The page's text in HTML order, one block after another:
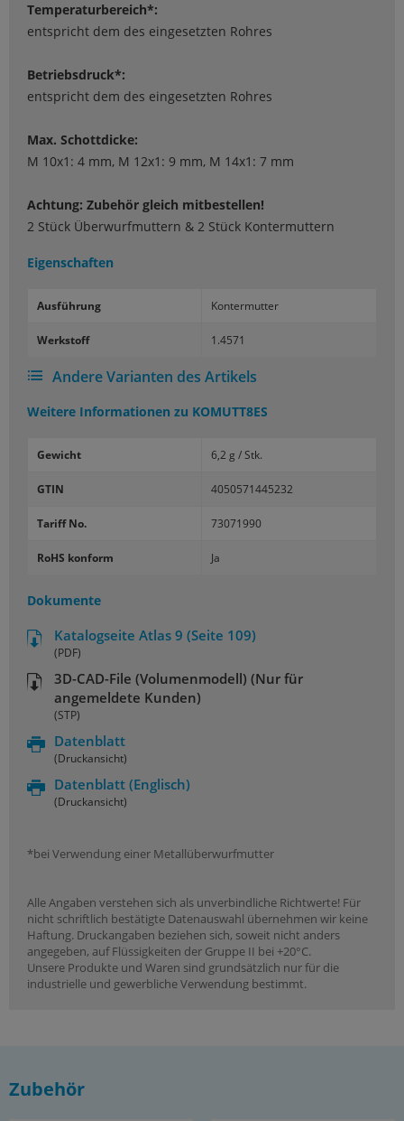
Temperaturbereich*:
entspricht dem des eingesetzten Rohres
Betriebsdruck*:
entspricht dem des eingesetzten Rohres
Max. Schottdicke:
M 10x1: 4 mm, M 12x1: 9 mm, M 14x1: 7 mm
Achtung: Zubehör gleich mitbestellen!
2 Stück Überwurfmuttern & 2 Stück Kontermuttern
Eigenschaften
Aus­füh­rung Kon­ter­mut­ter
Werk­stoff 1.4571
Andere Varianten des Artikels
Weitere Informationen zu KOMUTT8ES
Gewicht 6,2 g / Stk.
GTIN 4050571445232
Tariff No. 73071990
RoHS konform Ja
Dokumente
Katalogseite Atlas 9 (Seite 109)
(PDF)
3D-CAD-File (Volumenmodell) (Nur für
angemeldete Kunden)
(STP)
Datenblatt
(Druckansicht)
Datenblatt (Englisch)
(Druckansicht)
*bei Verwendung einer Metallüberwurfmutter
Alle Angaben verstehen sich als unverbindliche Richtwerte! Für
nicht schriftlich bestätigte Datenauswahl übernehmen wir keine
Haftung. Druckangaben beziehen sich, soweit nicht anders
angegeben, auf Flüssigkeiten der Gruppe II bei +20°C.
Unsere Produkte und Waren sind grundsätzlich nur für die
industrielle und gewerbliche Verwendung bestimmt.
Zubehör